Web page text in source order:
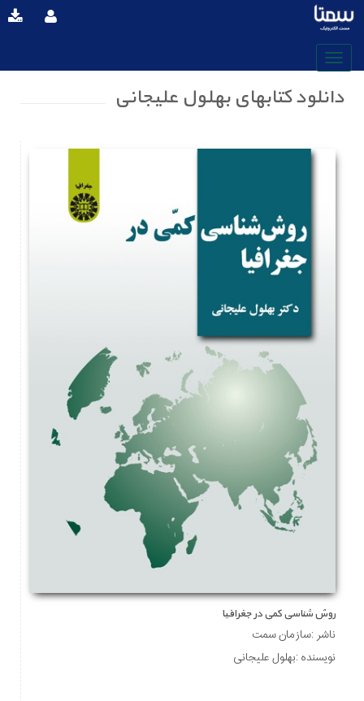
دانلود کتابهای بهلول علیجانی
روش شناسی کمی در جغرافیا
ناشر :سازمان سمت
نویسنده :بهلول علیجانی